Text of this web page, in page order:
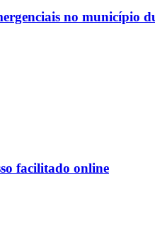
no município
facilitado online